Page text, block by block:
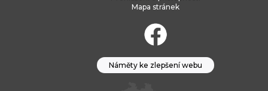
Mapa stránek
Náměty ke zlepšení webu